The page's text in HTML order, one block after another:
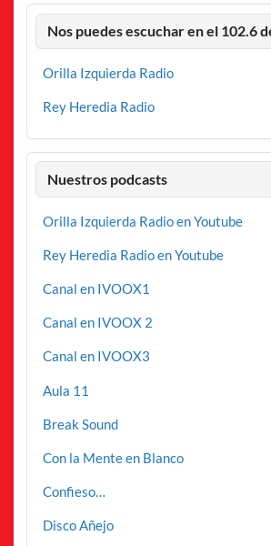
Nos puedes escuchar en el 102.6
Orilla Izquierda Radio
Rey Heredia Radio
Nuestros podcasts
Orilla Izquierda Radio en Youtube
Rey Heredia Radio en Youtube
Canal en IVOOX1
Canal en IVOOX 2
Canal en IVOOX3
Aula 11
Break Sound
Con la Mente en Blanco
Confieso…
Disco Añejo